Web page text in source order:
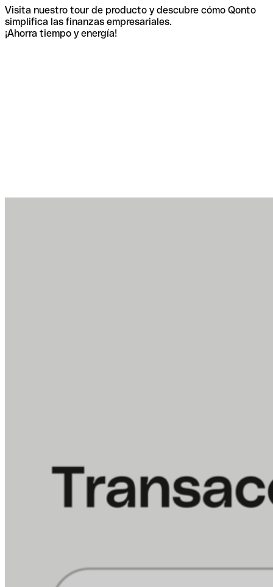
Visita nuestro tour de producto y descubre cómo Qonto
simplifica las finanzas empresariales.
¡Ahorra tiempo y energía!